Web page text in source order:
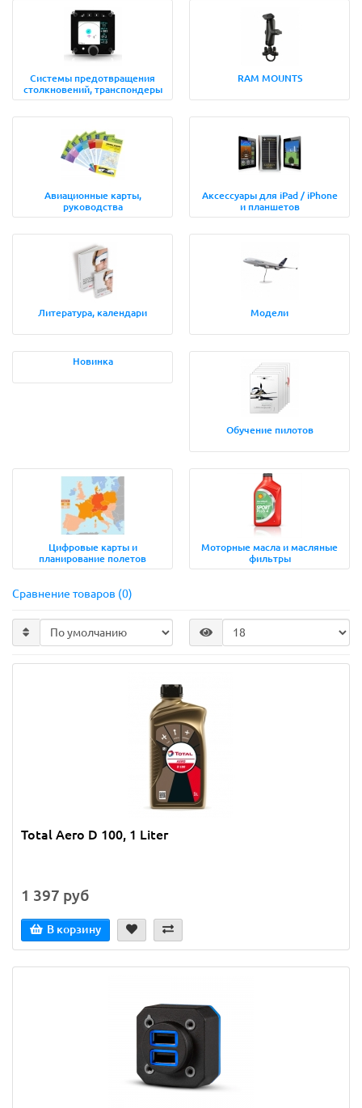
Системы предотвращения
столкновений, транспондеры
RAM MOUNTS
Авиационные карты,
руководства
Аксессуары для iPad / iPhone
и планшетов
Литература, календари Модели
Новинка
Обучение пилотов
Цифровые карты и
планирование полетов
Моторные масла и масляные
фильтры
Сравнение товаров (0)
Total Aero D 100, 1 Liter
1 397 руб
В корзину